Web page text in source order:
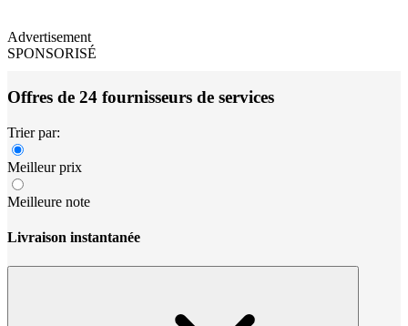
Advertisement
SPONSORISÉ
Offres de 24 fournisseurs de services
Trier par:
Meilleur prix
Meilleure note
Livraison instantanée